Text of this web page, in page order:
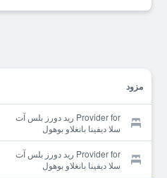
مزود
Provider for ريد دورز بلس آت
سلا ديفينا بانغلاو بوهول
Provider for ريد دورز بلس آت
سلا ديفينا بانغلاو بوهول